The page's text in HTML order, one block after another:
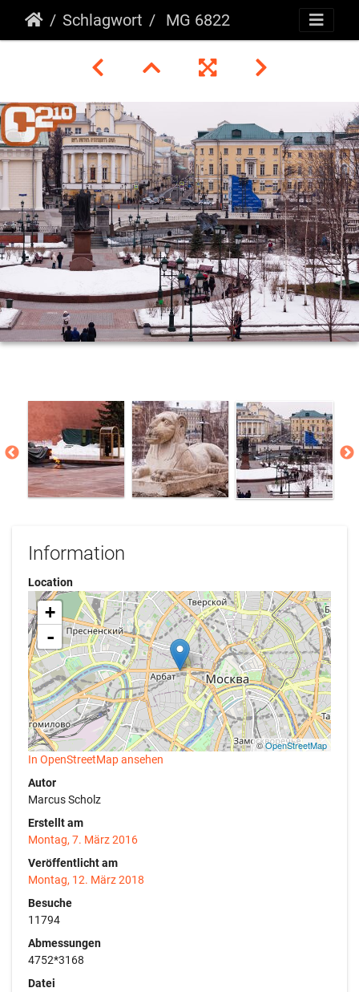
Schlagwort MG 6822
Information
Location
+
-
©OpenStreetMap
In OpenStreetMap ansehen
Autor
Marcus Scholz
Erstellt am
Montag, 7. März 2016
Veröffentlicht am
Montag, 12. März 2018
Besuche
11794
Abmessungen
4752*3168
Datei